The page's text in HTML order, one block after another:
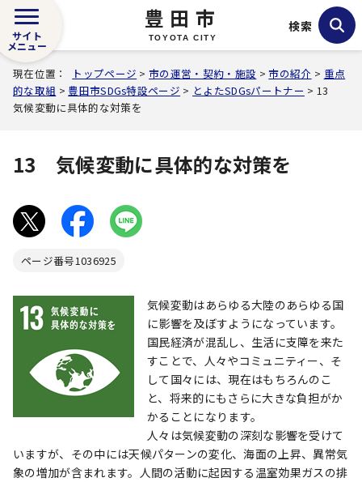
豊田市
TOYOTA CITY
サイト
メニュー
検索
現在位置： トップページ >市の運営・契約・施設 >市の紹介 > 重点
的な取組 > 豊田市SDGs特設ページ > とよたSDGsパートナー > 13
気候変動に具体的な対策を
13 気候変動に具体的な対策を
ページ番号1036925
気候変動はあらゆる大陸のあらゆる国
に影響を及ぼすようになっています。
国民経済が混乱し、生活に支障を来た
すことで、人々やコミュニティー、そ
して国々には、現在はもちろんのこ
と、将来的にもさらに大きな負担がか
かることになります。
人々は気候変動の深刻な影響を受けて
いますが、その中には天候パターンの変化、海面の上昇、異常気
象の増加が含まれます。人間の活動に起因する温室効果ガスの排